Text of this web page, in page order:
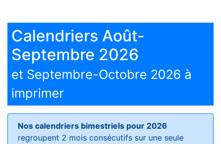
Calendriers Août-
Septembre 2026
et Septembre-Octobre 2026 à
imprimer
Nos calendriers bimestriels pour 2026
regroupent 2 mois consécutifs sur une seule